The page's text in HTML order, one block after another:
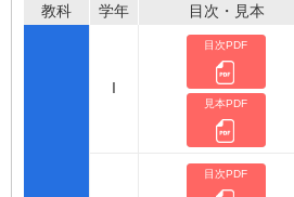
教科
学年 目次・見本
I
目次PDF
見本PDF
目次PDF